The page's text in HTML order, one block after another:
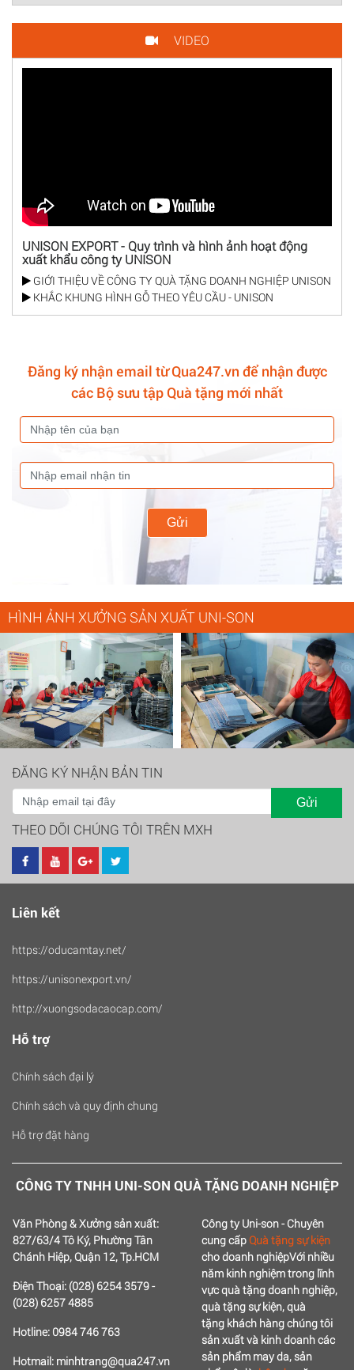
VIDEO
UNISON EXPORT - Quy trình và hình ảnh hoạt động
xuất khẩu công ty UNISON
GIỚI THIỆU VỀ CÔNG TY QUÀ TẶNG DOANH NGHIỆP UNISON
KHẮC KHUNG HÌNH GỖ THEO YÊU CẦU - UNISON
Đăng ký nhận email từ Qua247.vn để nhận được
các Bộ sưu tập Quà tặng mới nhất
Gửi
HÌNH ẢNH XƯỞNG SẢN XUẤT UNI-SON
ĐĂNG KÝ NHẬN BẢN TIN
Gửi
THEO DÕI CHÚNG TÔI TRÊN MXH
Liên kết
https://oducamtay.net/
https://unisonexport.vn/
http://xuongsodacaocap.com/
Hỗ trợ
Chính sách đại lý
Chính sách và quy định chung
Hỗ trợ đặt hàng
CÔNG TY TNHH UNI-SON QUÀ TẶNG DOANH NGHIỆP
Văn Phòng & Xưởng sản xuất:
827/63/4 Tô Ký, Phường Tân
Chánh Hiệp, Quận 12, Tp.HCM
Điện Thoại: (028) 6254 3579 -
(028) 6257 4885
Hotline: 0984 746 763
Hotmail: minhtrang@qua247.vn
Công ty Uni-son - Chuyên
cung cấp Quà tặng sự kiện
cho doanh nghiệpVới nhiều
năm kinh nghiệm trong lĩnh
vực quà tặng doanh nghiệp,
quà tặng sự kiện, quà
tặng khách hàng chúng tôi
sản xuất và kinh doanh các
sản phẩm may da, sản